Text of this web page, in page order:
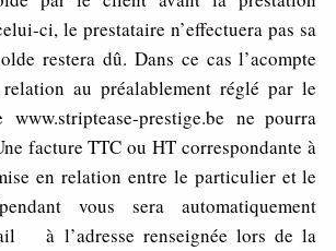
ci, le prestataire n’effectuera pas sa
restera dû. Dans ce cas l’acompte
au préalablement réglé par le
prestige.be ne pourra
facture TTC ou HT correspondante à
en relation entre le particulier et le
vous sera automatiquement
à l’adresse renseignée lors de la